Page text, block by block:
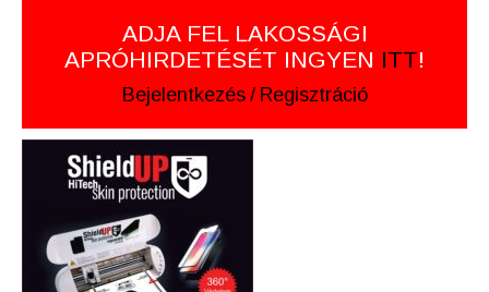
ADJA FEL LAKOSSÁGI
APRÓHIRDETÉSÉT INGYEN ITT!
Bejelentkezés / Regisztráció